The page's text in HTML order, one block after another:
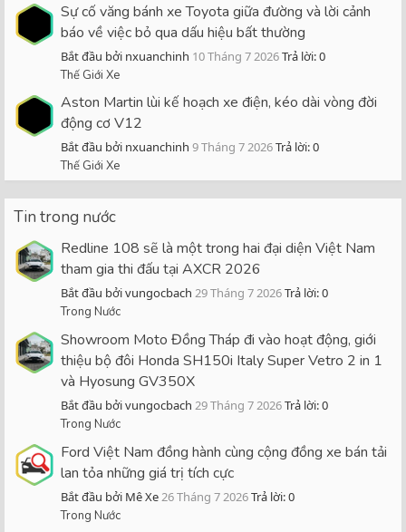
Sự cố văng bánh xe Toyota giữa đường và lời cảnh
báo về việc bỏ qua dấu hiệu bất thường
Bắt đầu bởi nxuanchinh 10 Tháng 7 2026Trả lời: 0
Thế Giới Xe
Aston Martin lùi kế hoạch xe điện, kéo dài vòng đời
động cơ V12
Bắt đầu bởi nxuanchinh 9 Tháng 7 2026Trả lời: 0
Thế Giới Xe
Tin trong nước
Redline 108 sẽ là một trong hai đại diện Việt Nam
tham gia thi đấu tại AXCR 2026
Bắt đầu bởi vungocbach 29 Tháng 7 2026Trả lời: 0
Trong Nước
Showroom Moto Đồng Tháp đi vào hoạt động, giới
thiệu bộ đôi Honda SH150i Italy Super Vetro 2 in 1
và Hyosung GV350X
Bắt đầu bởi vungocbach 29 Tháng 7 2026Trả lời: 0
Trong Nước
Ford Việt Nam đồng hành cùng cộng đồng xe bán tải
lan tỏa những giá trị tích cực
Bắt đầu bởi Mê Xe26 Tháng 7 2026Trả lời: 0
Trong Nước